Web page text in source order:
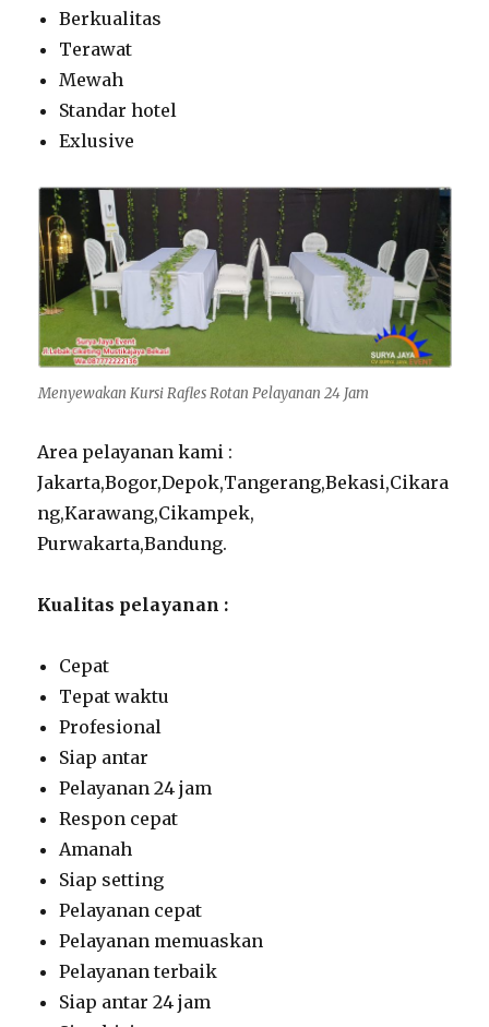
Berkualitas
Terawat
Mewah
Standar hotel
Exlusive
Menyewakan Kursi Rafles Rotan Pelayanan 24 Jam
Area pelayanan kami :
Jakarta,Bogor,Depok,Tangerang,Bekasi,Cikara
ng,Karawang,Cikampek,
Purwakarta,Bandung.
Kualitas pelayanan :
Cepat
Tepat waktu
Profesional
Siap antar
Pelayanan 24 jam
Respon cepat
Amanah
Siap setting
Pelayanan cepat
Pelayanan memuaskan
Pelayanan terbaik
Siap antar 24 jam